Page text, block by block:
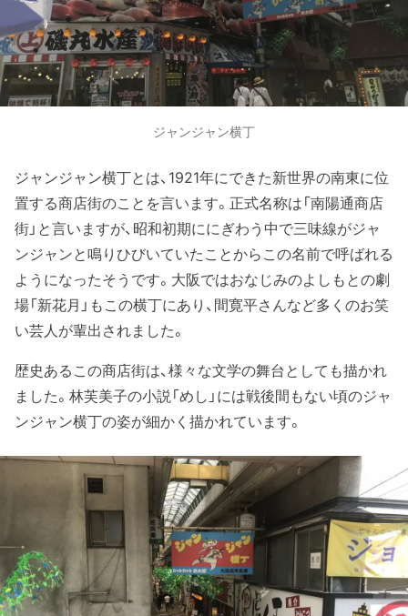
ジャンジャン横丁
ジャンジャン横丁とは、1921年にできた新世界の南東に位
置する商店街のことを言います。正式名称は「南陽通商店
街」と言いますが、昭和初期ににぎわう中で三味線がジャ
ンジャンと鳴りひびいていたことからこの名前で呼ばれる
ようになったそうです。大阪ではおなじみのよしもとの劇
場「新花月」もこの横丁にあり、間寛平さんなど多くのお笑
い芸人が輩出されました。
歴史あるこの商店街は、様々な文学の舞台としても描かれ
ました。林芙美子の小説「めし」には戦後間もない頃のジャ
ンジャン横丁の姿が細かく描かれています。